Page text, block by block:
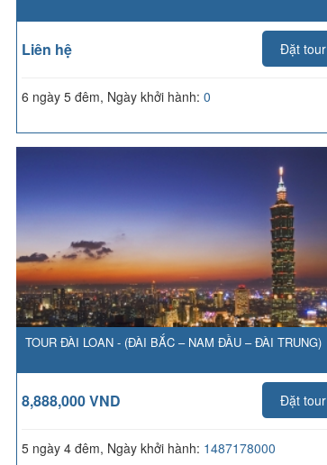
Liên hệ Đặt tour
6 ngày 5 đêm, Ngày khởi hành: 0
TOUR ĐÀI LOAN - (ĐÀI BẮC – NAM ĐẦU – ĐÀI TRUNG)
8,888,000 VND Đặt tour
5 ngày 4 đêm, Ngày khởi hành: 1487178000